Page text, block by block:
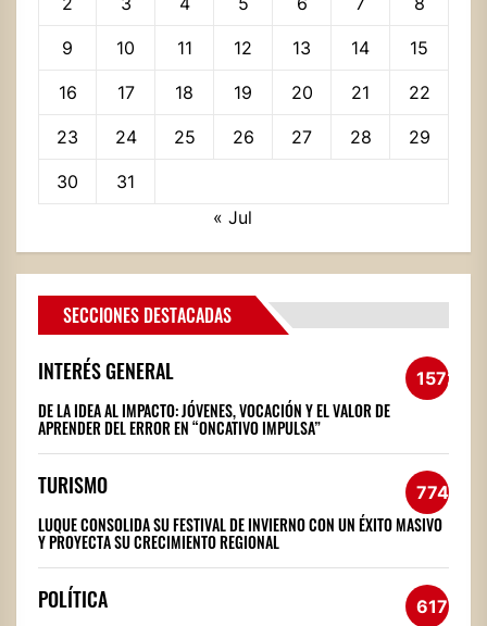
9 10 11 12 13 14 15
16 17 18 19 20 21 22
23 24 25 26 27 28 29
30
31
« Jul
SECCIONES DESTACADAS
INTERÉS GENERAL 1572
DE LA IDEA AL IMPACTO: JÓVENES, VOCACIÓN Y EL VALOR DE
APRENDER DEL ERROR EN “ONCATIVO IMPULSA”
TURISMO 774
LUQUE CONSOLIDA SU FESTIVAL DE INVIERNO CON UN ÉXITO MASIVO
Y PROYECTA SU CRECIMIENTO REGIONAL
POLÍTICA 617